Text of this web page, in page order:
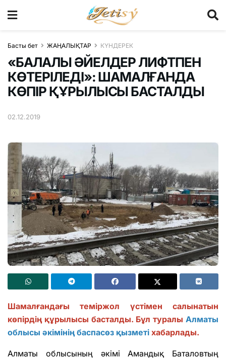
Басты бет ЖАҢАЛЫҚТАР КҮНДЕРЕК
«БАЛАЛЫ ӘЙЕЛДЕР ЛИФТПЕН
КӨТЕРІЛЕДІ»: ШАМАЛҒАНДА
КӨПІР ҚҰРЫЛЫСЫ БАСТАЛДЫ
02.12.2019
Шамалғандағы теміржол үстімен салынатын
көпірдің құрылысы басталды. Бұл туралы Алматы
облысы әкімінің баспасөз қызметі хабарлады.
Алматы облысының әкімі Амандық Баталовтың